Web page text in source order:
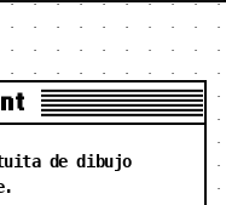
de dibujo